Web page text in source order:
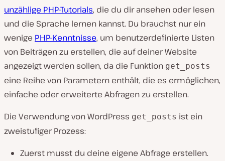
unzählige PHP-Tutorials, die du dir ansehen oder lesen
und die Sprache lernen kannst. Du brauchst nur ein
wenige PHP-Kenntnisse, um benutzerdefinierte Listen
von Beiträgen zu erstellen, die auf deiner Website
angezeigt werden sollen, da die Funktion get_posts
eine Reihe von Parametern enthält, die es ermöglichen,
einfache oder erweiterte Abfragen zu erstellen.
Die Verwendung von WordPress get_posts ist ein
zweistufiger Prozess:
Zuerst musst du deine eigene Abfrage erstellen.